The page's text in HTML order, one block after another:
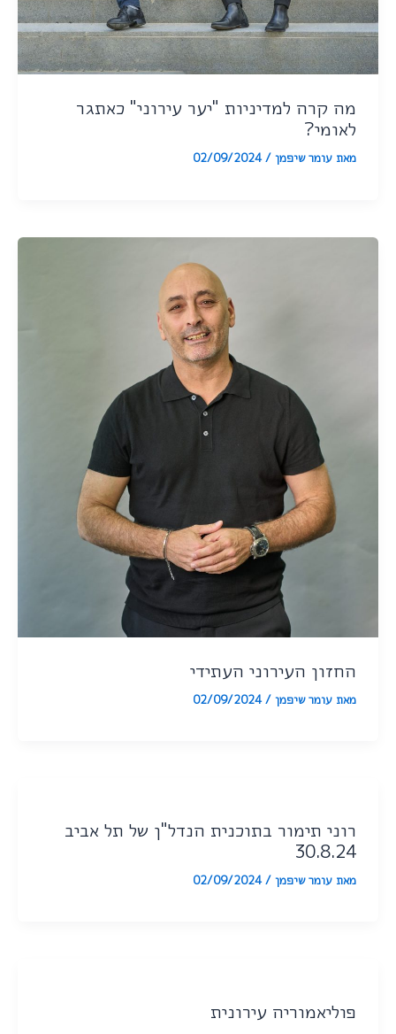
מה קרה למדיניות "יער עירוני" כאתגר
לאומי?
מאתעומר שיפמן/
02/09/2024
החזון העירוני העתידי
מאתעומר שיפמן/
02/09/2024
רוני תימור בתוכנית הנדל"ן של תל אביב
30.8.24
מאתעומר שיפמן/
02/09/2024
פוליאמוריה עירונית